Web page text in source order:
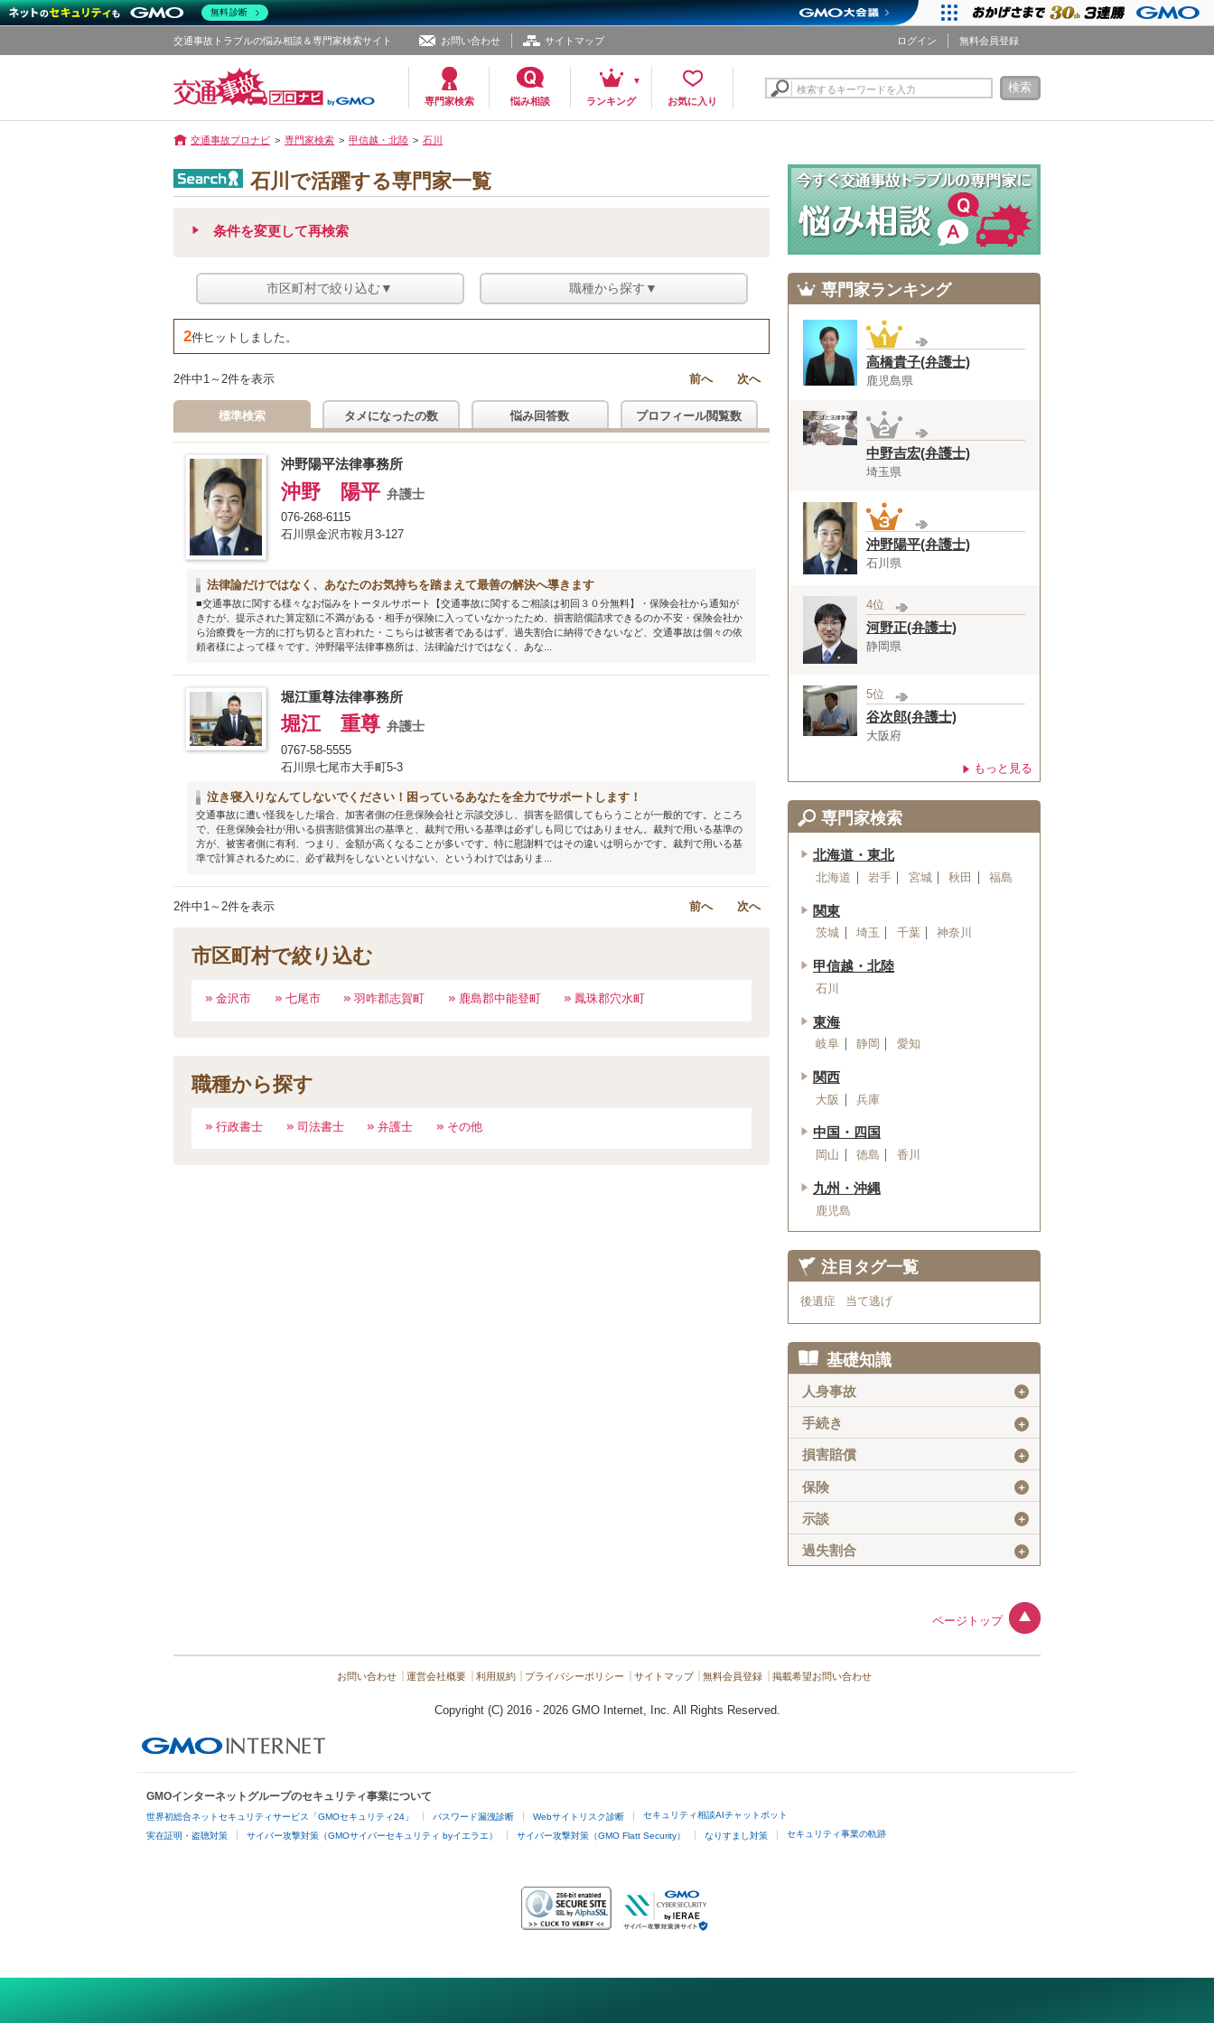
お問い合わせ サイトマップ ログイン 無料会員登録
交通事故トラブルの悩み相談＆専門家検索サイト
専門家検索 悩み相談 ランキング お気に入り
検索するキーワードを入力 検索
交通事故プロナビ 専門家検索 甲信越・北陸 石川
石川で活躍する専門家一覧
条件を変更して再検索
市区町村で絞り込む▼ 職種から探す▼
2件ヒットしました。
2件中1～2件を表示 前へ 次へ
標準検索 タメになったの数 悩み回答数 プロフィール閲覧数
沖野陽平法律事務所
沖野 陽平 弁護士
076-268-6115
石川県金沢市鞍月3-127
法律論だけではなく、あなたのお気持ちを踏まえて最善の解決へ導きます
■交通事故に関する様々なお悩みをトータルサポート【交通事故に関するご相談は初回３０分無料】・保険会社から通知が
きたが、提示された算定額に不満がある・相手が保険に入っていなかったため、損害賠償請求できるのか不安・保険会社か
ら治療費を一方的に打ち切ると言われた・こちらは被害者であるはず、過失割合に納得できないなど、交通事故は個々の依
頼者様によって様々です。沖野陽平法律事務所は、法律論だけではなく、あな...
堀江重尊法律事務所
堀江 重尊 弁護士
0767-58-5555
石川県七尾市大手町5-3
泣き寝入りなんてしないでください！困っているあなたを全力でサポートします！
交通事故に遭い怪我をした場合、加害者側の任意保険会社と示談交渉し、損害を賠償してもらうことが一般的です。ところ
で、任意保険会社が用いる損害賠償算出の基準と、裁判で用いる基準は必ずしも同じではありません。裁判で用いる基準の
方が、被害者側に有利、つまり、金額が高くなることが多いです。特に慰謝料ではその違いは明らかです。裁判で用いる基
準で計算されるために、必ず裁判をしないといけない、というわけではありま...
2件中1～2件を表示 前へ 次へ
市区町村で絞り込む
金沢市 七尾市 羽咋郡志賀町 鹿島郡中能登町 鳳珠郡穴水町
職種から探す
行政書士 司法書士 弁護士 その他
専門家ランキング
高橋貴子(弁護士)
鹿児島県
中野吉宏(弁護士)
埼玉県
沖野陽平(弁護士)
石川県
4位
河野正(弁護士)
静岡県
5位
谷次郎(弁護士)
大阪府
もっと見る
専門家検索
北海道・東北
北海道 岩手 宮城 秋田 福島
関東
茨城 埼玉 千葉 神奈川
甲信越・北陸
石川
東海
岐阜 静岡 愛知
関西
大阪 兵庫
中国・四国
岡山 徳島 香川
九州・沖縄
鹿児島
注目タグ一覧
後遺症 当て逃げ
基礎知識
人身事故 ＋
手続き ＋
損害賠償 ＋
保険 ＋
示談 ＋
過失割合 ＋
ページトップ
お問い合わせ 運営会社概要 利用規約 プライバシーポリシー サイトマップ 無料会員登録 掲載希望お問い合わせ
Copyright (C) 2016 - 2026 GMO Internet, Inc. All Rights Reserved.
GMOインターネットグループのセキュリティ事業について
世界初総合ネットセキュリティサービス「GMOセキュリティ24」 パスワード漏洩診断 Webサイトリスク診断 セキュリティ相談AIチャットボット
実在証明・盗聴対策 サイバー攻撃対策（GMOサイバーセキュリティ byイエラエ） サイバー攻撃対策（GMO Flatt Security） なりすまし対策 セキュリティ事業の軌跡
無料診断